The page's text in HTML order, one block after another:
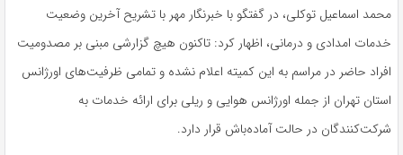
محمد اسماعیل توکلی، در گفتگو با خبرنگار مهر با تشریح آخرین وضعیت
خدمات امدادی و درمانی، اظهار کرد: تاکنون هیچ گزارشی مبنی بر مصدومیت
افراد حاضر در مراسم به این کمیته اعلام نشده و تمامی ظرفیت‌های اورژانس
استان تهران از جمله اورژانس هوایی و ریلی برای ارائه خدمات به
شرکت‌کنندگان در حالت آماده‌باش قرار دارد.